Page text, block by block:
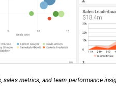
sales metrics, and team performance